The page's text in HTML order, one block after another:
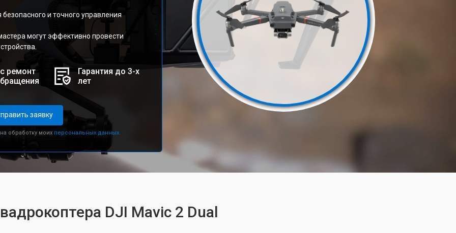
и точного управления
могут эффективно провести
ремонт
Гарантия до 3-х
лет
заявку
обработку моих персональных данных.
DJI Mavic 2 Dual